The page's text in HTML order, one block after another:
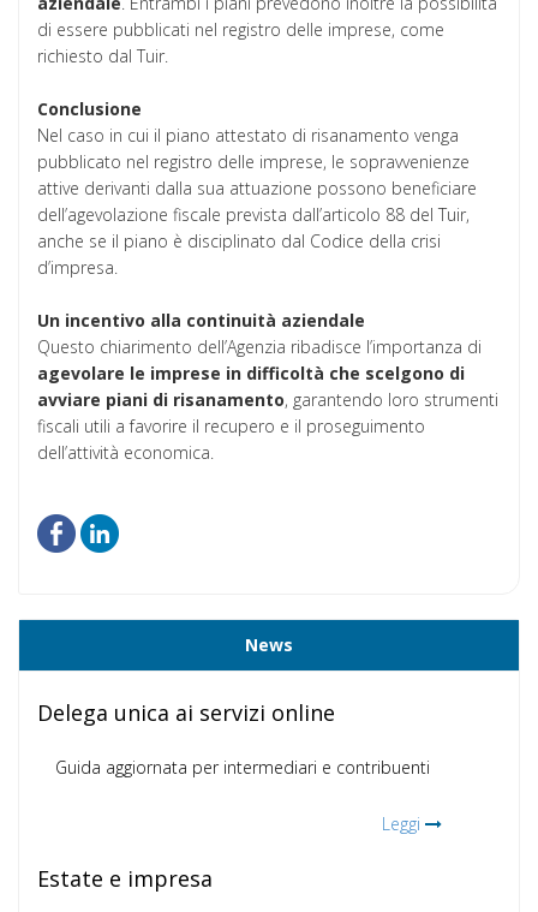
di essere pubblicati nel registro delle imprese, come
richiesto dal Tuir.
Conclusione
Nel caso in cui il piano attestato di risanamento venga
pubblicato nel registro delle imprese, le sopravvenienze
attive derivanti dalla sua attuazione possono beneficiare
dell’agevolazione fiscale prevista dall’articolo 88 del Tuir,
anche se il piano è disciplinato dal Codice della crisi
d’impresa.
Un incentivo alla continuità aziendale
​​​​​​​Questo chiarimento dell’Agenzia ribadisce l’importanza di
agevolare le imprese in difficoltà che scelgono di
avviare piani di risanamento, garantendo loro strumenti
fiscali utili a favorire il recupero e il proseguimento
dell’attività economica.
News
Delega unica ai servizi online
Guida aggiornata per intermediari e contribuenti
Leggi
Estate e impresa